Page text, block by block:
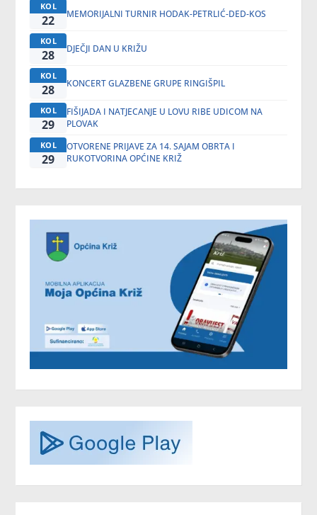
KOL
22 MEMORIJALNI TURNIR HODAK-PETRLIĆ-DED-KOS
KOL
28 DJEČJI DAN U KRIŽU
KOL
28 KONCERT GLAZBENE GRUPE RINGIŠPIL
KOL
29
FIŠIJADA I NATJECANJE U LOVU RIBE UDICOM NA
PLOVAK
KOL
29
OTVORENE PRIJAVE ZA 14. SAJAM OBRTA I
RUKOTVORINA OPĆINE KRIŽ